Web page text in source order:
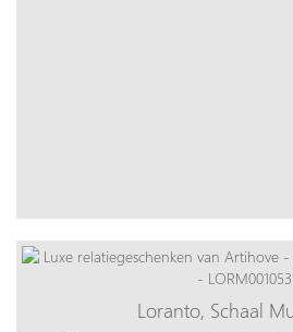
Loranto, Schaal